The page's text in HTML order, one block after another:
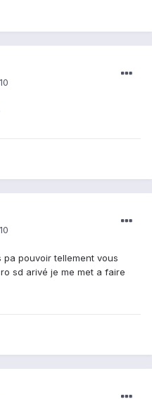
pa pouvoir tellement vous
sd arivé je me met a faire